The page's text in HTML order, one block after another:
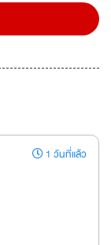
1 วันที่แล้ว